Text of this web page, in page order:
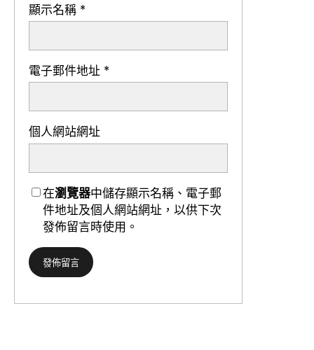
顯示名稱 *
電子郵件地址 *
個人網站網址
在瀏覽器中儲存顯示名稱、電子郵
件地址及個人網站網址，以供下次
發佈留言時使用。